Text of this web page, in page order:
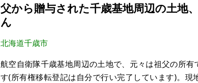
父から贈与された千歳基地周辺の土地
ん
北海道千歳市
航空自衛隊千歳基地周辺の土地で、元々は祖父の所
す(所有権移転登記は自分で行い完了しています)。